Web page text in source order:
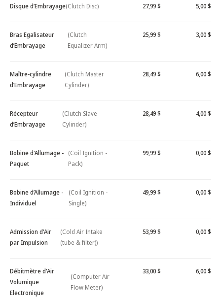
Disque d’Embrayage(Clutch Disc) 27,99 $ 5,00 $
Bras Egalisateur
d’Embrayage
(Clutch
Equalizer Arm)
25,99 $ 3,00 $
Maître-cylindre
d’Embrayage
(Clutch Master
Cylinder)
28,49 $ 6,00 $
Récepteur
d’Embrayage
(Clutch Slave
Cylinder)
28,49 $ 4,00 $
Bobine d'Allumage -
Paquet
(Coil Ignition -
Pack)
99,99 $ 0,00 $
Bobine d’Allumage -
Individuel
(Coil Ignition -
Single)
49,99 $ 0,00 $
Admission d'Air
par Impulsion
(Cold Air Intake
(tube & filter))
53,99 $ 0,00 $
Débitmètre d'Air
Volumique
Electronique
(Computer Air
Flow Meter)
33,00 $ 6,00 $